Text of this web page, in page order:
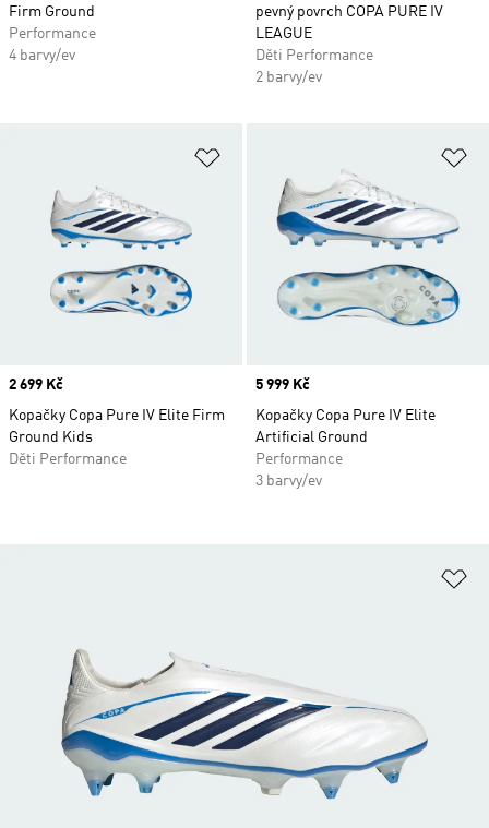
Firm Ground
Performance
4 barvy/ev
pevný povrch COPA PURE IV
LEAGUE
Děti Performance
2 barvy/ev
Price
2 699 Kč
Kopačky Copa Pure IV Elite Firm
Ground Kids
Děti Performance
Price
5 999 Kč
Kopačky Copa Pure IV Elite
Artificial Ground
Performance
3 barvy/ev